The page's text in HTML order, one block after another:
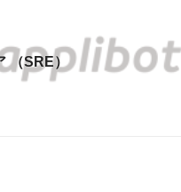
（SRE）